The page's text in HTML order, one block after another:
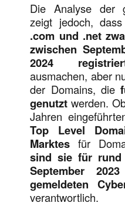
Die Analyse der
zeigt jedoch,
.com und .net
zwischen
2024
ausmachen, aber
der Domains, die
genutzt werden.
Jahren
Top Level
Marktesfür
sind sie für rund
September
gemeldeten
verantwortlich.